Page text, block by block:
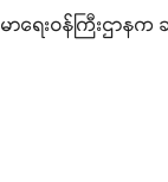
ရေးဝန်ကြီးဌာနက